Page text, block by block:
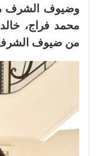
وضيوف الشرف
محمد فراج،
من ضيوف